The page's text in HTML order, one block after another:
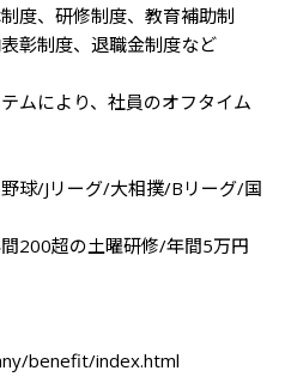
度、研修制度、教育補助制
彰制度、退職金制度など
ムにより、社員のオフタイム
球/Jリーグ/大相撲/Bリーグ/国
超の土曜研修/年間5万円
benefit/index.html